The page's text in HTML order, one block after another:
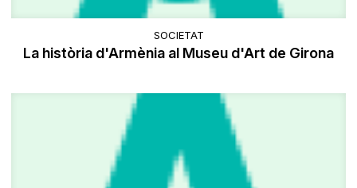
SOCIETAT
La història d'Armènia al Museu d'Art de Girona